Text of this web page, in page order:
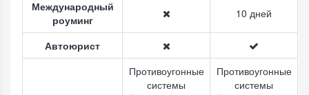
Международный
роуминг
10 дней
Автоюрист
Противоугонные
системы
Противоугонные
системы